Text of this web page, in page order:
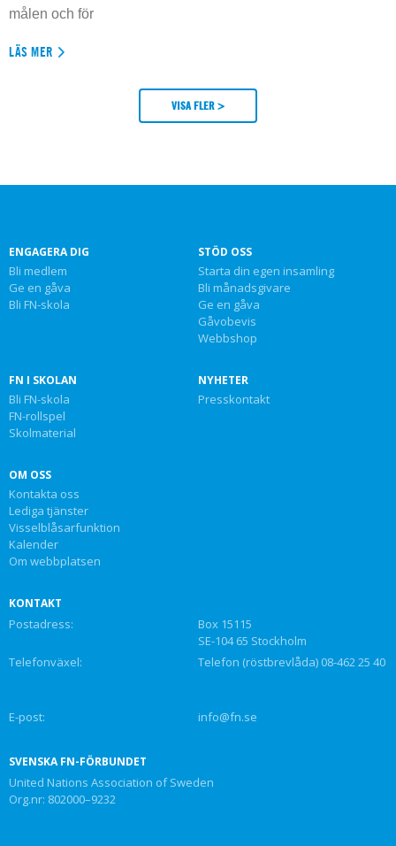
målen och för
LÄS MER
VISA FLER >
ENGAGERA DIG
Bli medlem
Ge en gåva
Bli FN-skola
STÖD OSS
Starta din egen insamling
Bli månadsgivare
Ge en gåva
Gåvobevis
Webbshop
FN I SKOLAN
Bli FN-skola
FN-rollspel
Skolmaterial
NYHETER
Presskontakt
OM OSS
Kontakta oss
Lediga tjänster
Visselblåsarfunktion
Kalender
Om webbplatsen
KONTAKT
Postadress:
Box 15115
SE-104 65 Stockholm
Telefonväxel:
Telefon (röstbrevlåda) 08-462 25 40
E-post: info@fn.se
SVENSKA FN-FÖRBUNDET
United Nations Association of Sweden
Org.nr: 802000–9232